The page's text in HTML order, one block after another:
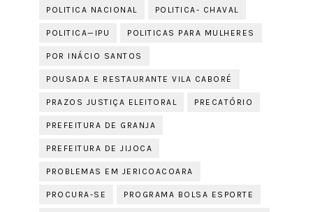
POLITICA NACIONAL POLITICA- CHAVAL
POLITICA—IPU POLITICAS PARA MULHERES
POR INÁCIO SANTOS
POUSADA E RESTAURANTE VILA CABORÉ
PRAZOS JUSTIÇA ELEITORAL PRECATÓRIO
PREFEITURA DE GRANJA
PREFEITURA DE JIJOCA
PROBLEMAS EM JERICOACOARA
PROCURA-SE PROGRAMA BOLSA ESPORTE